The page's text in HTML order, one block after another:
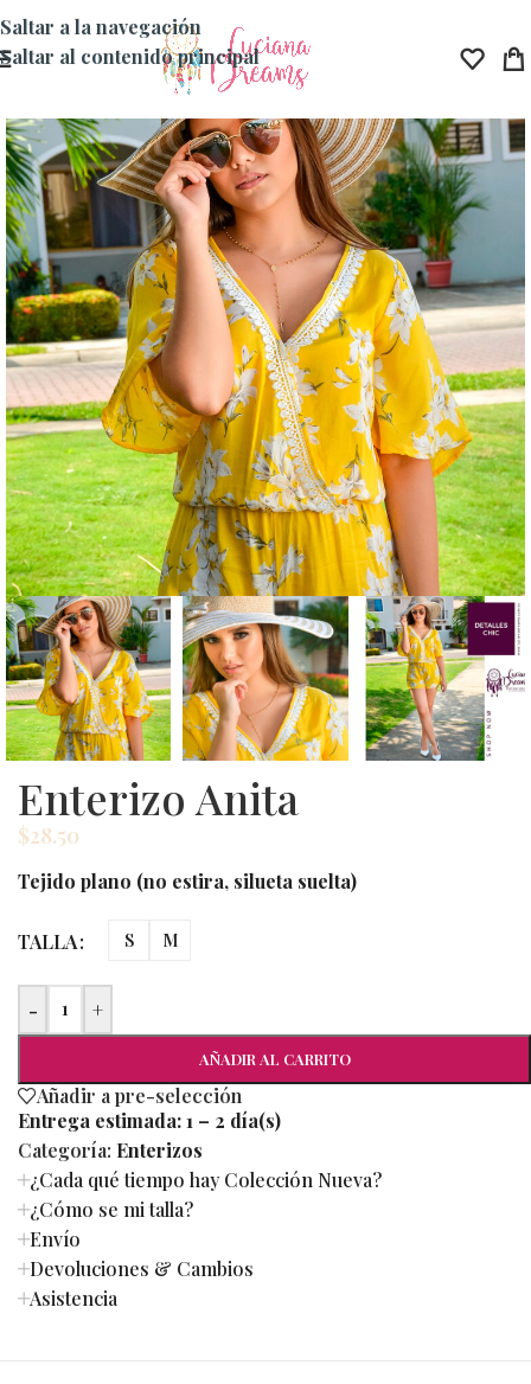
Saltar a la navegación
Saltar al contenido principal
Enterizo Anita
$28.50
Tejido plano (no estira, silueta suelta)
TALLA S M
- +
AÑADIR AL CARRITO
Añadir a pre-selección
Entrega estimada:1 – 2 día(s)
Categoría: Enterizos
¿Cada qué tiempo hay Colección Nueva?
¿Cómo se mi talla?
Envío
Devoluciones & Cambios
Asistencia